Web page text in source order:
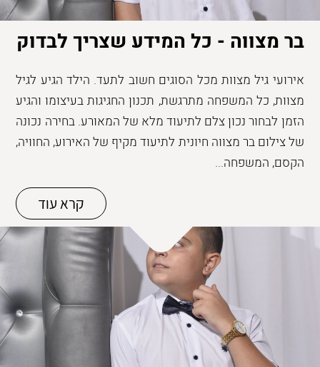
בר מצווה - כל המידע שצריך לבדוק
אירועי גיל מצוות מכל הסוגים חשוב לתעד. הילד הגיע לגיל
מצוות, כל המשפחה מתרגשת, תכנון החגיגות בעיצומו והגיע
הזמן לבחור נכון צלם לתיעוד מלא של המאורע. בחירה נכונה
של צילום בר מצווה חיונית לתיעוד מקיף של האירוע, החוויה,
הקסם, המשפחה...
קרא עוד